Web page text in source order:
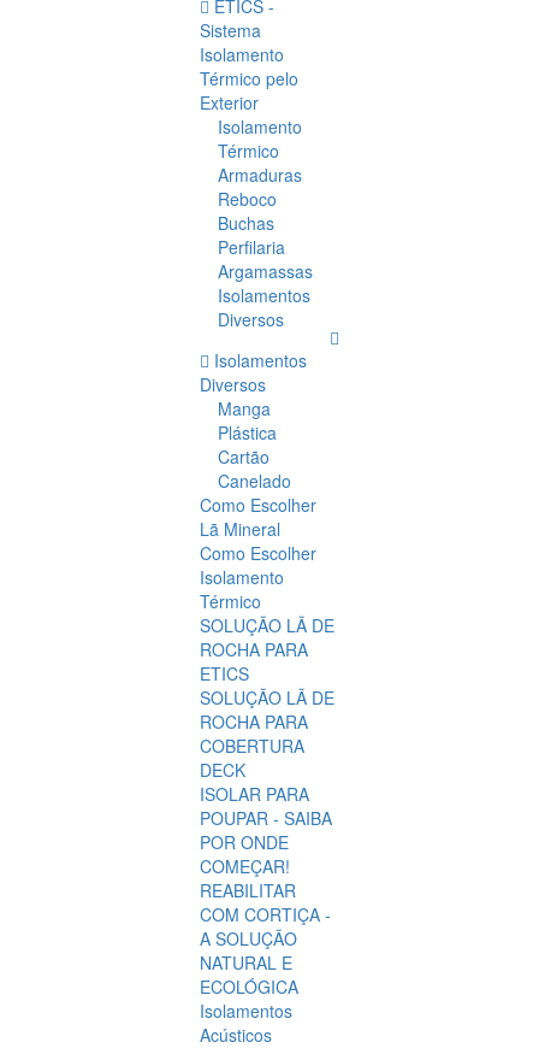
ETICS -
Sistema
Isolamento
Térmico pelo
Exterior
Isolamento
Térmico
Armaduras
Reboco
Buchas
Perfilaria
Argamassas
Isolamentos
Diversos
Isolamentos
Diversos
Manga
Plástica
Cartão
Canelado
Como Escolher
Lã Mineral
Como Escolher
Isolamento
Térmico
SOLUÇÃO LÃ DE
ROCHA PARA
ETICS
SOLUÇÃO LÃ DE
ROCHA PARA
COBERTURA
DECK
ISOLAR PARA
POUPAR - SAIBA
POR ONDE
COMEÇAR!
REABILITAR
COM CORTIÇA -
A SOLUÇÃO
NATURAL E
ECOLÓGICA
Isolamentos
Acústicos